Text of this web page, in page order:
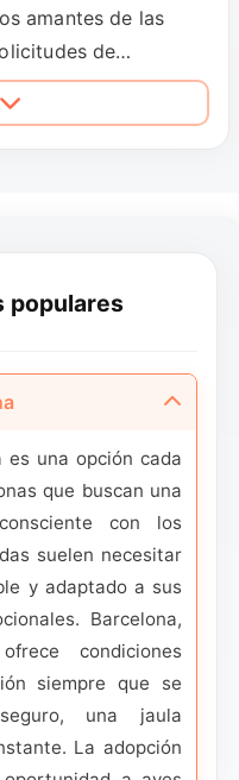
amantes de las
de
populares
es una opción cada
que buscan una
con los
suelen necesitar
y adaptado a sus
Barcelona,
condiciones
siempre que se
una jaula
La adopción